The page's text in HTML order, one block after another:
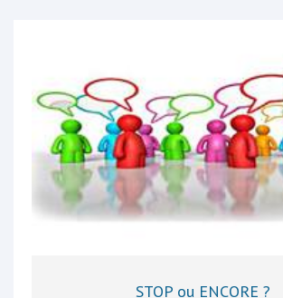
STOP ou ENCORE ?